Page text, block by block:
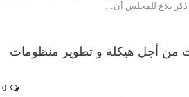
بلاغ للمجلس أن…
من أجل هيكلة و تطوير منظومات